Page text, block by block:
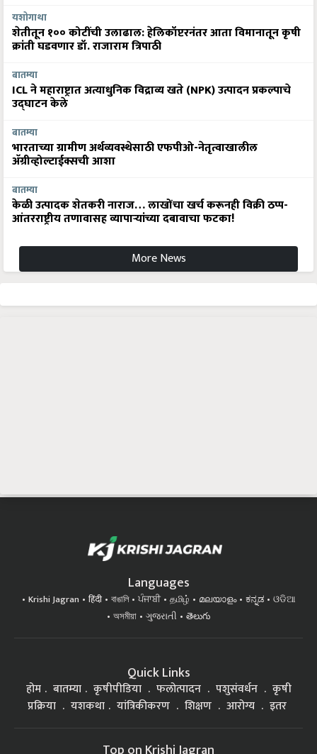
यशोगाथा
शेतीतून १०० कोटींची उलाढाल: हेलिकॉप्टरनंतर आता विमानातून कृषी
क्रांती घडवणार डॉ. राजाराम त्रिपाठी
बातम्या
ICL ने महाराष्ट्रात अत्याधुनिक विद्राव्य खते (NPK) उत्पादन प्रकल्पाचे
उद्घाटन केले
बातम्या
भारताच्या ग्रामीण अर्थव्यवस्थेसाठी एफपीओ-नेतृत्वाखालील
अ‍ॅग्रीव्होल्टाईक्सची आशा
बातम्या
केळी उत्पादक शेतकरी नाराज… लाखोंचा खर्च करूनही विक्री ठप्प-
आंतरराष्ट्रीय तणावासह व्यापाऱ्यांच्या दबावाचा फटका!
More News
Languages
Krishi Jagran हिंदी বাঙালি ਪੰਜਾਬੀ தமிழ் മലയാളം ಕನ್ನಡ
ଓଡିଆ
অসমীয়া
ગુજરાતી తెలుగు
Quick Links
होम बातम्या कृषीपीडिया फलोत्पादन पशुसंवर्धन
कृषी
प्रक्रिया
यशकथा यांत्रिकीकरण शिक्षण आरोग्य इतर